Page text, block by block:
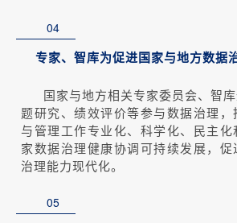
04
专家、智库为促进国家与地方数据
国家与地方相关专家委员会、智
题研究、绩效评价等参与数据治理
与管理工作专业化、科学化、民主
家数据治理健康协调可持续发展，
治理能力现代化。
05